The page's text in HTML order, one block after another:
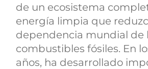
de un ecosistema
energía limpia que
dependencia mundial de
combustibles fósiles. En
años, ha desarrollado